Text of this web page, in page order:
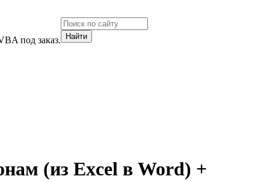
под заказ.
(из Excel в Word) +